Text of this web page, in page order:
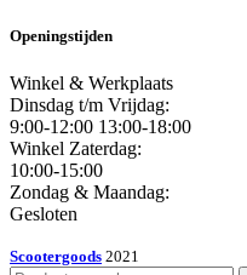
Openingstijden
Winkel & Werkplaats
Dinsdag t/m Vrijdag:
9:00-12:00 13:00-18:00
Winkel Zaterdag:
10:00-15:00
Zondag & Maandag:
Gesloten
Scootergoods 2021